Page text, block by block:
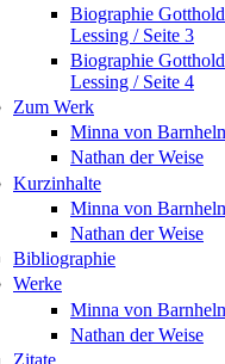
Biographie
Lessing / Seite 3
Biographie
Lessing / Seite 4
Zum Werk
Minna von
Nathan der Weise
Kurzinhalte
Minna von
Nathan der Weise
Bibliographie
Werke
Minna von
Nathan der Weise
Zitate